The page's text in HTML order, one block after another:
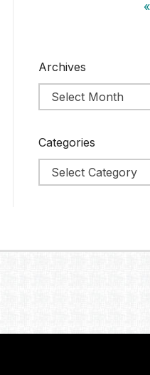
Archives
Categories